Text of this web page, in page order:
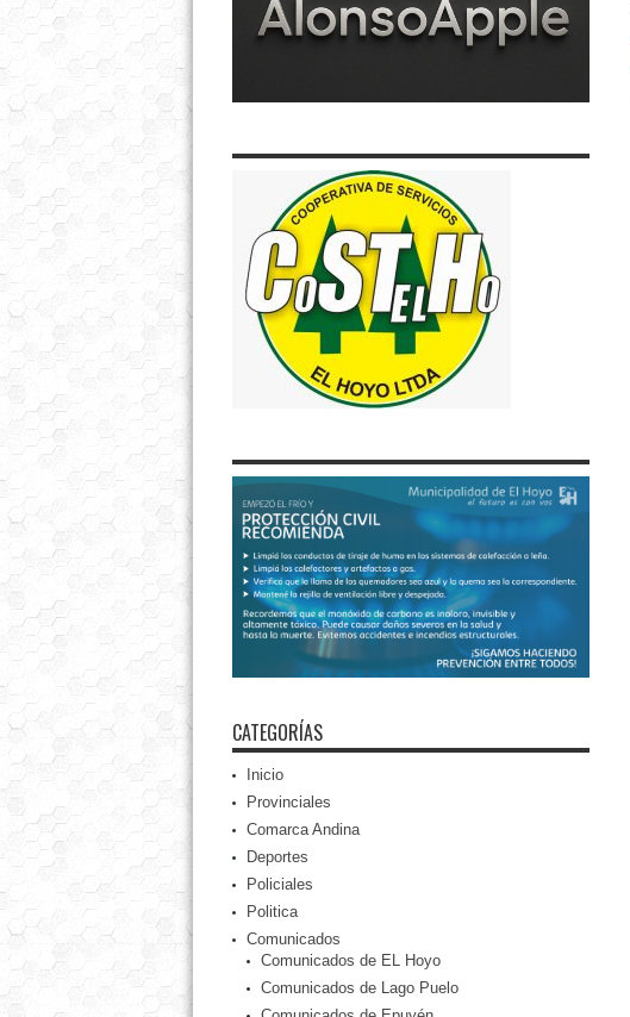
CATEGORÍAS
Inicio
Provinciales
Comarca Andina
Deportes
Policiales
Politica
Comunicados
Comunicados de EL Hoyo
Comunicados de Lago Puelo